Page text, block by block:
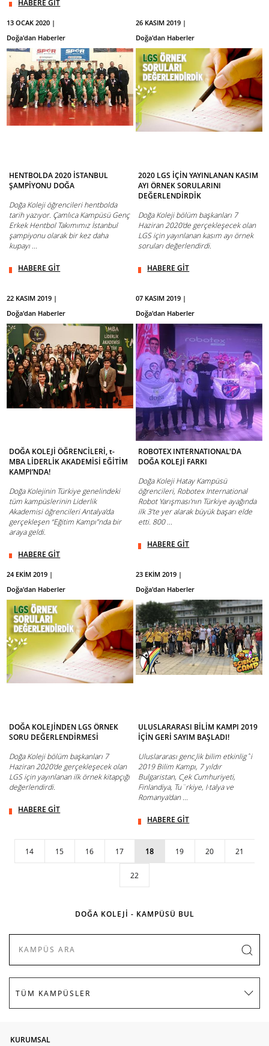
HABERE GİT
13 OCAK 2020 |
Doğa'dan Haberler
HENTBOLDA 2020 İSTANBUL
ŞAMPİYONU DOĞA
Doğa Koleji öğrencileri hentbolda
tarih yazıyor. Çamlıca Kampüsü Genç
Erkek Hentbol Takımımız İstanbul
şampiyonu olarak bir kez daha
kupayı ...
HABERE GİT
26 KASIM 2019 |
Doğa'dan Haberler
2020 LGS İÇİN YAYINLANAN KASIM
AYI ÖRNEK SORULARINI
DEĞERLENDİRDİK
Doğa Koleji bölüm başkanları 7
Haziran 2020'de gerçekleşecek olan
LGS için yayınlanan kasım ayı örnek
soruları değerlendirdi.
HABERE GİT
22 KASIM 2019 |
Doğa'dan Haberler
DOĞA KOLEJİ ÖĞRENCİLERİ, t-
MBA LİDERLİK AKADEMİSİ EĞİTİM
KAMPI’NDA!
Doğa Kolejinin Türkiye genelindeki
tüm kampüslerinin Liderlik
Akademisi öğrencileri Antalya’da
gerçekleşen “Eğitim Kampı”nda bir
araya geldi.
HABERE GİT
07 KASIM 2019 |
Doğa'dan Haberler
ROBOTEX INTERNATIONAL'DA
DOĞA KOLEJİ FARKI
Doğa Koleji Hatay Kampüsü
öğrencileri, Robotex International
Robot Yarışması'nın Türkiye ayağında
ilk 3’te yer alarak büyük başarı elde
etti. 800 ...
HABERE GİT
24 EKİM 2019 |
Doğa'dan Haberler
DOĞA KOLEJİNDEN LGS ÖRNEK
SORU DEĞERLENDİRMESİ
Doğa Koleji bölüm başkanları 7
Haziran 2020'de gerçekleşecek olan
LGS için yayınlanan ilk örnek kitapçığı
değerlendirdi.
HABERE GİT
23 EKİM 2019 |
Doğa'dan Haberler
ULUSLARARASI BİLİM KAMPI 2019
İÇİN GERİ SAYIM BAŞLADI!
Uluslararası genc¸lik bilim etkinligˆi
2019 Bilim Kampı, 7 yıldır
Bulgaristan, C¸ek Cumhuriyeti,
Finlandiya, Tu¨rkiye, I·talya ve
Romanya'dan ...
HABERE GİT
14 15 16 17 18 19 20 21
22
DOĞA KOLEJİ - KAMPÜSÜ BUL
KURUMSAL